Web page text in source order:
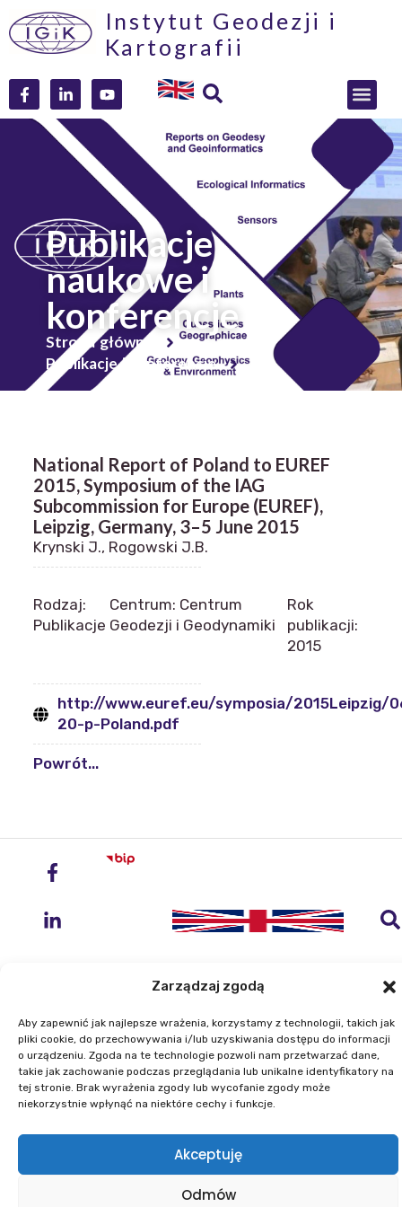
Zarządzaj zgodą
Aby zapewnić jak najlepsze wrażenia, korzystamy z technologii, takich jak
pliki cookie, do przechowywania i/lub uzyskiwania dostępu do informacji
o urządzeniu. Zgoda na te technologie pozwoli nam przetwarzać dane,
takie jak zachowanie podczas przeglądania lub unikalne identyfikatory na
tej stronie. Brak wyrażenia zgody lub wycofanie zgody może
niekorzystnie wpłynąć na niektóre cechy i funkcje.
Akceptuję
Odmów
Instytut Geodezji i
Kartografii
Publikacje
naukowe i
konferencje
Strona główna
Publikacje i konferencje
National Report of Poland to EUREF
2015, Symposium of the IAG
Subcommission for Europe (EUREF),
Leipzig, Germany, 3–5 June 2015
Krynski J., Rogowski J.B.
Rodzaj:
Publikacje
Centrum: Centrum
Geodezji i Geodynamiki
Rok
publikacji:
2015
http://www.euref.eu/symposia/2015Leipzig/
20-p-Poland.pdf
Powrót...
Instytut Geodezji i Kartografii
ul. Zygmunta Modzelewskiego 27
02-679 Warszawa
Telefon: +48 22 329 19 00
E-mail: igik@igik.edu.pl
Klauzule informacyjne IGiK